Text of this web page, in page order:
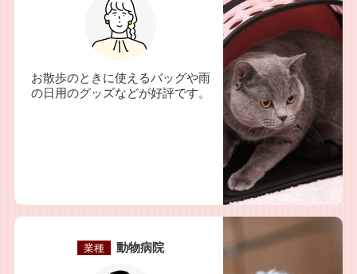
お散歩のときに使えるバッグや雨
の日用のグッズなどが好評です。
業種 動物病院